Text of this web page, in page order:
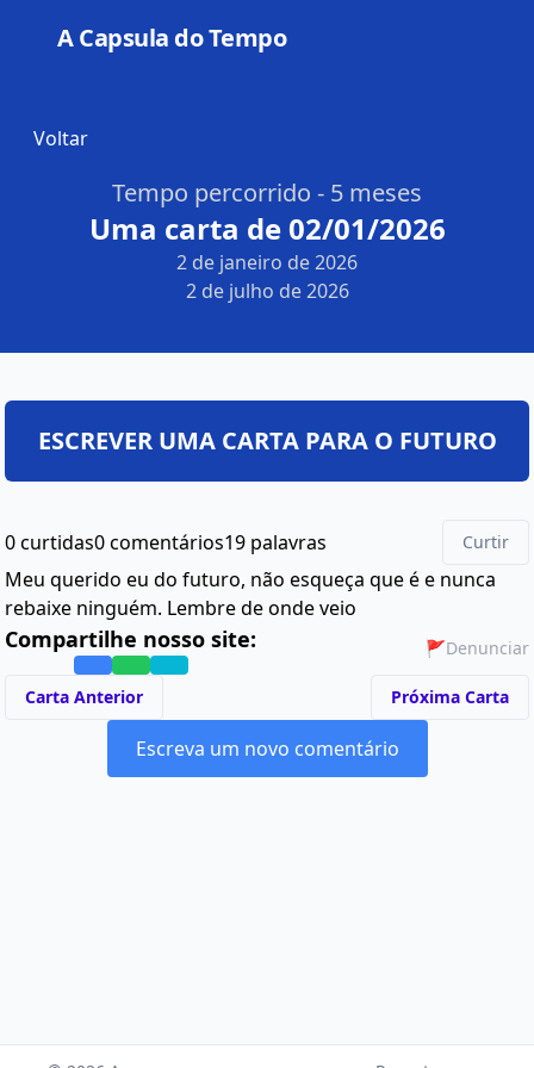
A Capsula do Tempo
Voltar
Tempo percorrido - 5 meses
Uma carta de 02/01/2026
2 de janeiro de 2026
2 de julho de 2026
0 curtidas0 comentários19 palavras Curtir
Meu querido eu do futuro, não esqueça que é e nunca
rebaixe ninguém. Lembre de onde veio
Compartilhe nosso site: 🚩Denunciar
Carta Anterior Próxima Carta
Escreva um novo comentário
ESCREVER UMA CARTA PARA O FUTURO